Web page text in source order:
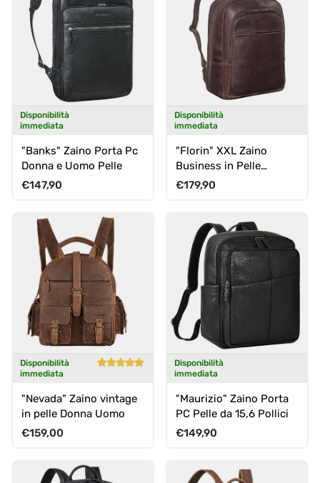
Disponibilità
immediata
"Banks" Zaino Porta Pc
Donna e Uomo Pelle
Prezzo normale
€147,90
Disponibilità
immediata
"Florin" XXL Zaino
Business in Pelle
Grande
Prezzo normale
€179,90
Disponibilità
immediata
"Nevada" Zaino vintage
in pelle Donna Uomo
Prezzo normale
€159,00
Disponibilità
immediata
"Maurizio" Zaino Porta
PC Pelle da 15,6 Pollici
Prezzo normale
€149,90